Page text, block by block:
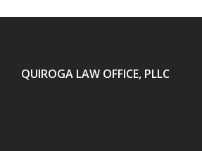
QUIROGA LAW OFFICE, PLLC